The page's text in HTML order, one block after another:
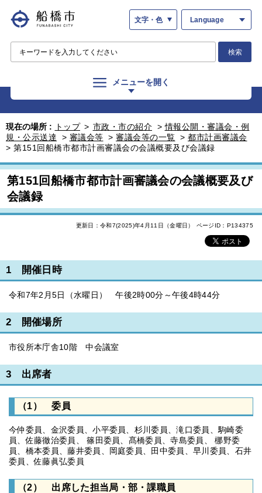
文字・色 Language
検索
メニューを開く
現在の場所 : トップ > 市政・市の紹介 >情報公開・審議会・例
規・公示送達
> 審議会等 > 審議会等の一覧 > 都市計画審議会
> 第151回船橋市都市計画審議会の会議概要及び会議録
第151回船橋市都市計画審議会の会議概要及び
会議録
更新日：令和7(2025)年4月11日（金曜日） ページID：P134375
1 開催日時
令和7年2月5日（水曜日） 午後2時00分～午後4時44分
2 開催場所
市役所本庁舎10階 中会議室
3 出席者
（1） 委員
今仲委員、金沢委員、小平委員、杉川委員、滝口委員、駒崎委
員、佐藤徹治委員、 篠田委員、髙橋委員、寺島委員、 梛野委
員、橋本委員、藤井委員、岡庭委員、田中委員、早川委員、石井
委員、佐藤眞弘委員
（2） 出席した担当局・部・課職員